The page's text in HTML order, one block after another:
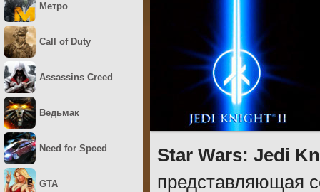
Star Wars: Jedi
представляющая
Метро
Call of Duty
Assassins Creed
Ведьмак
Need for Speed
GTA